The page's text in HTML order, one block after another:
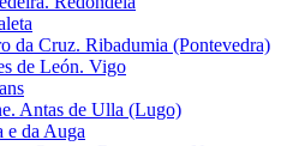
da Cruz. Ribadumia (Pontevedra)
de León. Vigo
Antas de Ulla (Lugo)
e da Auga